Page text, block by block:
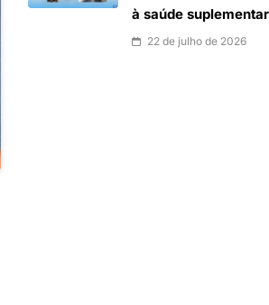
à saúde suplementar
22 de julho de 2026